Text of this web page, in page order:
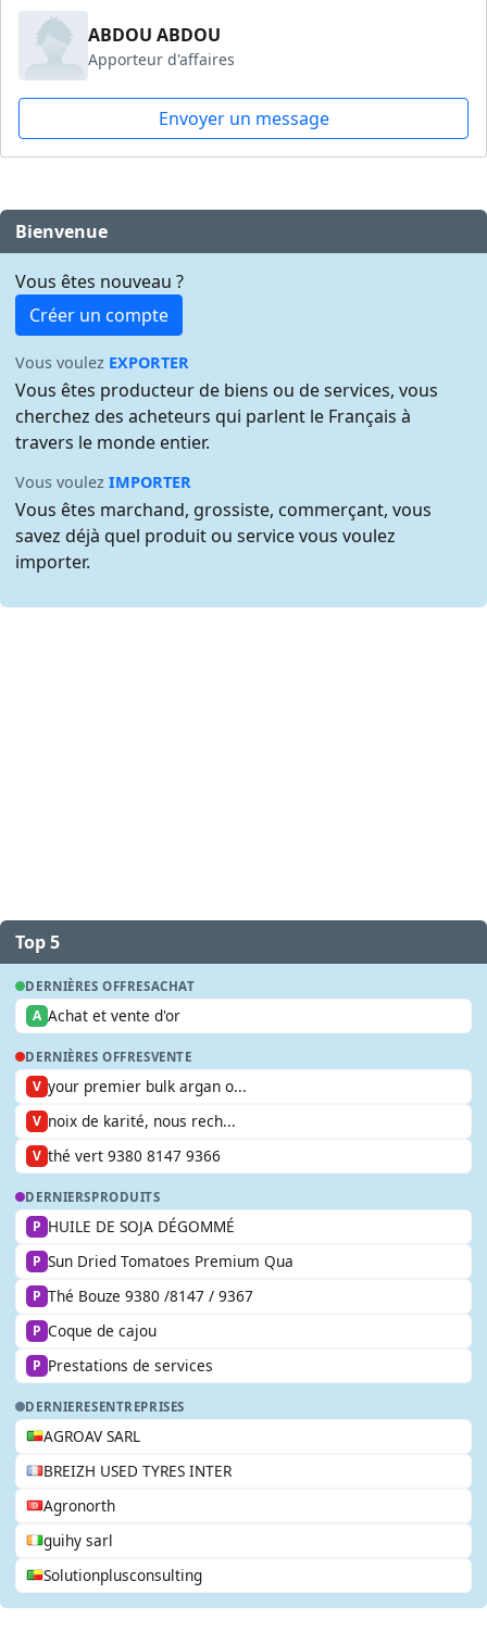
ABDOU ABDOU
Apporteur d'affaires
Envoyer un message
Bienvenue
Vous êtes nouveau ?
Créer un compte
Vous voulez EXPORTER
Vous êtes producteur de biens ou de services, vous
cherchez des acheteurs qui parlent le Français à
travers le monde entier.
Vous voulezIMPORTER
Vous êtes marchand, grossiste, commerçant, vous
savez déjà quel produit ou service vous voulez
importer.
Top 5
DERNIÈRES OFFRESACHAT
A Achat et vente d'or
DERNIÈRES OFFRESVENTE
V your premier bulk argan o...
V noix de karité, nous rech...
V thé vert 9380 8147 9366
DERNIERSPRODUITS
P HUILE DE SOJA DÉGOMMÉ
P Sun Dried Tomatoes Premium Qua
P Thé Bouze 9380 /8147 / 9367
P Coque de cajou
P Prestations de services
DERNIERESENTREPRISES
AGROAV SARL
BREIZH USED TYRES INTER
Agronorth
guihy sarl
Solutionplusconsulting